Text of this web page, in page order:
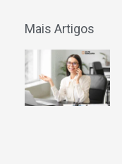
Mais Artigos